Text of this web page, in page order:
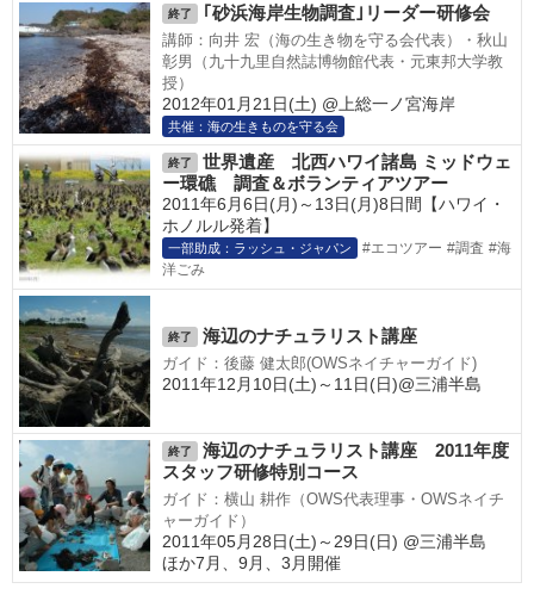
終了 ｢砂浜海岸生物調査｣リーダー研修会
講師：向井 宏（海の生き物を守る会代表）・秋山
彰男（九十九里自然誌博物館代表・元東邦大学教
授）
2012年01月21日(土) @上総一ノ宮海岸
共催：海の生きものを守る会
終了
世界遺産 北西ハワイ諸島 ミッドウェ
ー環礁 調査＆ボランティアツアー
2011年6月6日(月)～13日(月)8日間【ハワイ・
ホノルル発着】
一部助成：ラッシュ・ジャパン #エコツアー #調査 #海
洋ごみ
終了 海辺のナチュラリスト講座
ガイド：後藤 健太郎(OWSネイチャーガイド)
2011年12月10日(土)～11日(日)@三浦半島
終了
海辺のナチュラリスト講座 2011年度
スタッフ研修特別コース
ガイド：横山 耕作（OWS代表理事・OWSネイチ
ャーガイド）
2011年05月28日(土)～29日(日) @三浦半島
ほか7月、9月、3月開催